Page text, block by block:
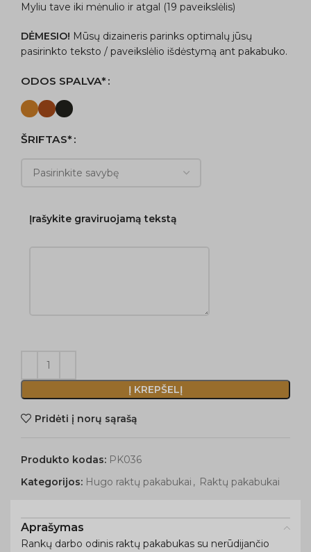
Myliu tave iki mėnulio ir atgal (19 paveikslėlis)
DĖMESIO! Mūsų dizaineris parinks optimalų jūsų
pasirinkto teksto / paveikslėlio išdėstymą ant pakabuko.
ODOS SPALVA*
ŠRIFTAS*
Įrašykite graviruojamą tekstą
Į KREPŠELĮ
Pridėti į norų sąrašą
Produkto kodas: PK036
Kategorijos: Hugo raktų pakabukai , Raktų pakabukai
Aprašymas
Rankų darbo odinis raktų pakabukas su nerūdijančio